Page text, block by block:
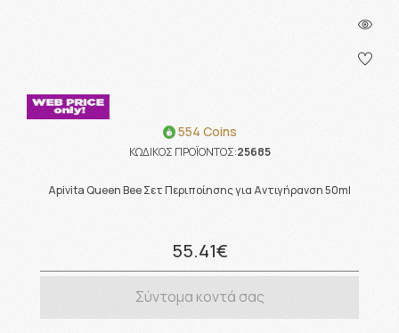
554 Coins
ΚΩΔΙΚΟΣ ΠΡΟΪΟΝΤΟΣ:25685
Apivita Queen Bee Σετ Περιποίησης για Αντιγήρανση 50ml
55.41€
Σύντομα κοντά σας